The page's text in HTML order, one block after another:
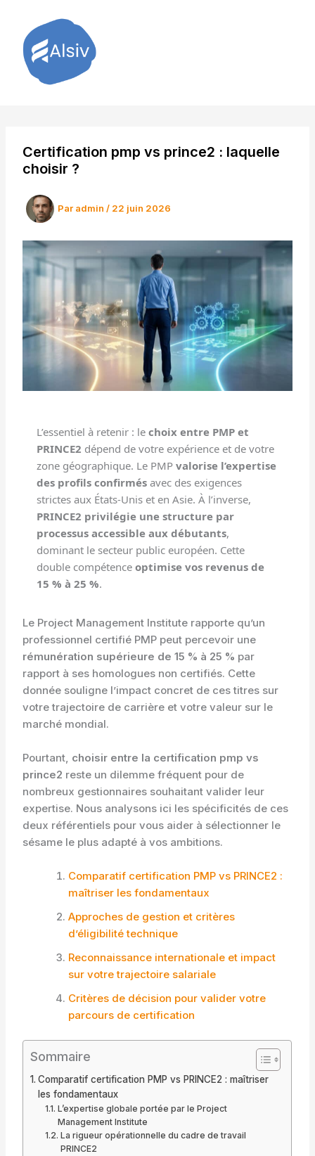
contenu
Certification pmp vs prince2 : laquelle
choisir ?
Par admin/ 22 juin 2026
L’essentiel à retenir : lechoix entre PMP et
PRINCE2 dépend de votre expérience et de votre
zone géographique. Le PMPvalorise l’expertise
des profils confirmés avec des exigences
strictes aux États-Unis et en Asie. À l’inverse,
PRINCE2 privilégie une structure par
processus accessible aux débutants,
dominant le secteur public européen. Cette
double compétenceoptimise vos revenus de
15 % à 25 %.
Le Project Management Institute rapporte qu’un
professionnel certifié PMP peut percevoir une
rémunération supérieure de 15 % à 25 % par
rapport à ses homologues non certifiés. Cette
donnée souligne l’impact concret de ces titres sur
votre trajectoire de carrière et votre valeur sur le
marché mondial.
Pourtant, choisir entre la certification pmp vs
prince2 reste un dilemme fréquent pour de
nombreux gestionnaires souhaitant valider leur
expertise. Nous analysons ici les spécificités de ces
deux référentiels pour vous aider à sélectionner le
sésame le plus adapté à vos ambitions.
Comparatif certification PMP vs PRINCE2 :
maîtriser les fondamentaux
Approches de gestion et critères
d’éligibilité technique
Reconnaissance internationale et impact
sur votre trajectoire salariale
Critères de décision pour valider votre
parcours de certification
Sommaire
Comparatif certification PMP vs PRINCE2 : maîtriser
les fondamentaux
L’expertise globale portée par le Project
Management Institute
La rigueur opérationnelle du cadre de travail
PRINCE2